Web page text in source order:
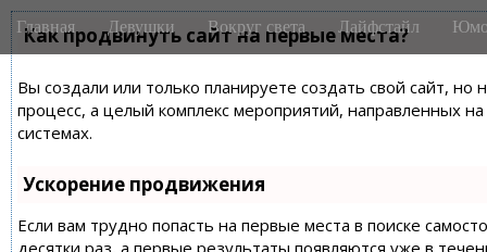
Как продвинуть сайт на первые места?
Вы создали или только планируете создать свой сайт,
процесс, а целый комплекс мероприятий, направленных
системах.
Ускорение продвижения
Если вам трудно попасть на первые места в поиске
десятки раз, а первые результаты появляются уже в
M
a
n
m
e
n
u
i
Главная Девушки Вокруг света Лайфстайл